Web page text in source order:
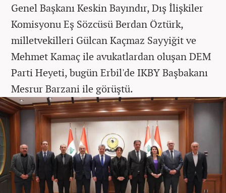
Genel Başkanı Keskin Bayındır, Dış İlişkiler
Komisyonu Eş Sözcüsü Berdan Öztürk,
milletvekilleri Gülcan Kaçmaz Sayyiğit ve
Mehmet Kamaç ile avukatlardan oluşan DEM
Parti Heyeti, bugün Erbil'de IKBY Başbakanı
Mesrur Barzani ile görüştü.